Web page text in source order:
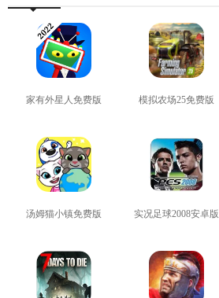
家有外星人免费版 模拟农场25免费版
汤姆猫小镇免费版 实况足球2008安卓版